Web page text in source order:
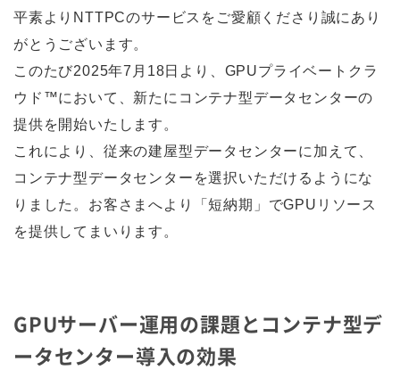
平素よりNTTPCのサービスをご愛顧くださり誠にあり
がとうございます。
このたび2025年7月18日より、GPUプライベートクラ
ウド™において、新たにコンテナ型データセンターの
提供を開始いたします。
これにより、従来の建屋型データセンターに加えて、
コンテナ型データセンターを選択いただけるようにな
りました。お客さまへより「短納期」でGPUリソース
を提供してまいります。
GPUサーバー運用の課題とコンテナ型デ
ータセンター導入の効果